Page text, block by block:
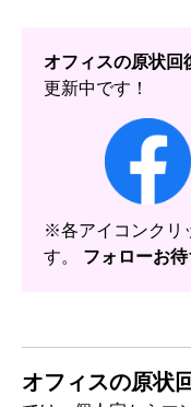
オフィスの原状回
更新中です！
※各アイコンクリ
す。 フォローお待
オフィスの原状